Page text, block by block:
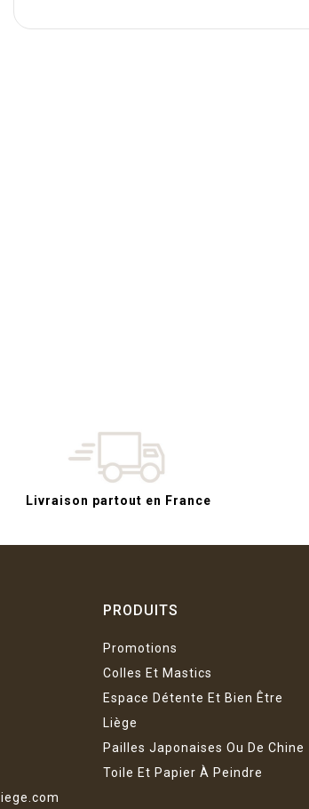
Livraison partout en France
PRODUITS
Promotions
Colles Et Mastics
Espace Détente Et Bien Être
Liège
Pailles Japonaises Ou De Chine
Toile Et Papier À Peindre